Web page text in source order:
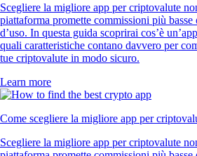
Scegliere la migliore app per criptovalute
piattaforma promette commissioni più basse
d’uso. In questa guida scoprirai cos’è
quali caratteristiche contano davvero per
tue criptovalute in modo sicuro.
Learn more
Come scegliere la migliore app per
Scegliere la migliore app per criptovalute